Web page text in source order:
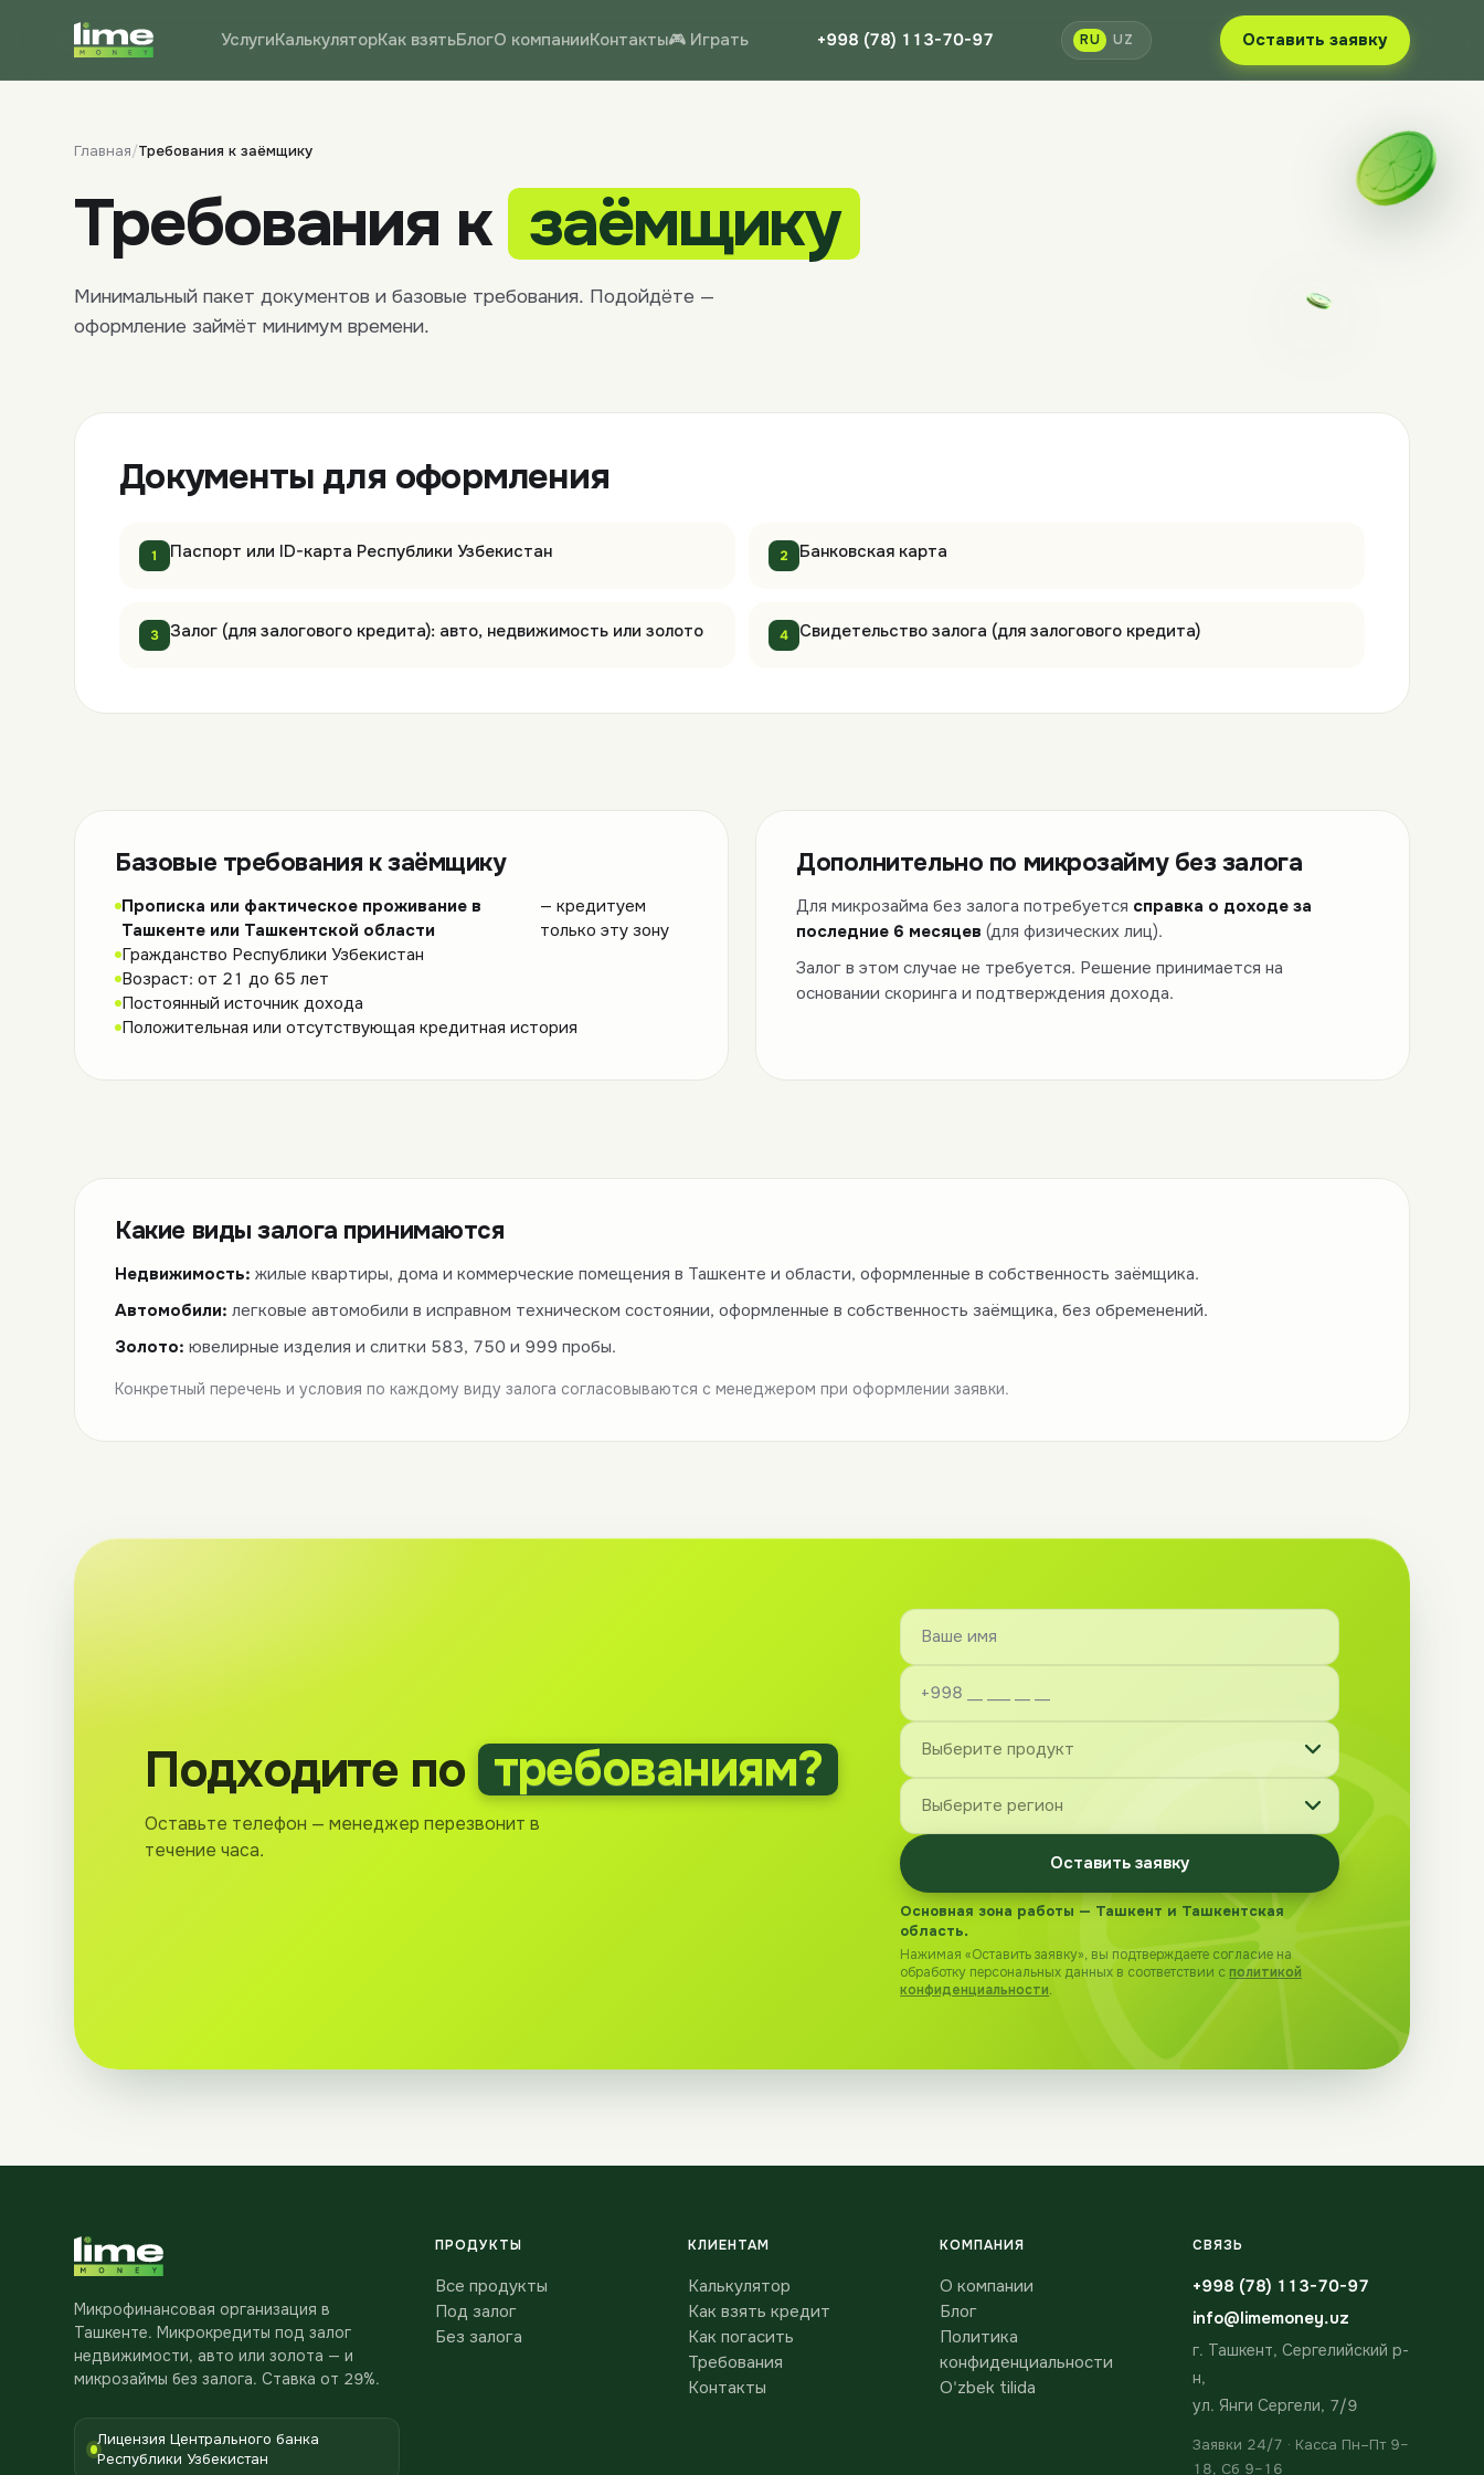
УслугиКалькуляторКак взятьБлогО компанииКонтакты🎮 Играть +998 (78) 113-70-97 RU UZ Оставить заявку
Главная/Требования к заёмщику
Требования к заёмщику
Минимальный пакет документов и базовые требования. Подойдёте —
оформление займёт минимум времени.
Документы для оформления
1 Паспорт или ID-карта Республики Узбекистан 2 Банковская карта
3 Залог (для залогового кредита): авто, недвижимость или золото 4 Свидетельство залога (для залогового кредита)
Базовые требования к заёмщику
Прописка или фактическое проживание в
Ташкенте или Ташкентской области
— кредитуем
только эту зону
Гражданство Республики Узбекистан
Возраст: от 21 до 65 лет
Постоянный источник дохода
Положительная или отсутствующая кредитная история
Дополнительно по микрозайму без залога
Для микрозайма без залога потребуется справка о доходе за
последние 6 месяцев (для физических лиц).
Залог в этом случае не требуется. Решение принимается на
основании скоринга и подтверждения дохода.
Какие виды залога принимаются
Недвижимость: жилые квартиры, дома и коммерческие помещения в Ташкенте и области, оформленные в собственность заёмщика.
Автомобили: легковые автомобили в исправном техническом состоянии, оформленные в собственность заёмщика, без обременений.
Золото: ювелирные изделия и слитки 583, 750 и 999 пробы.
Конкретный перечень и условия по каждому виду залога согласовываются с менеджером при оформлении заявки.
Подходите по требованиям?
Оставьте телефон — менеджер перезвонит в
течение часа.
Оставить заявку
Основная зона работы — Ташкент и Ташкентская
область.
Нажимая «Оставить заявку», вы подтверждаете согласие на
обработку персональных данных в соответствии сполитикой
конфиденциальности.
Микрофинансовая организация в
Ташкенте. Микрокредиты под залог
недвижимости, авто или золота — и
микрозаймы без залога. Ставка от 29%.
Лицензия Центрального банка
Республики Узбекистан
ПРОДУКТЫ
Все продукты
Под залог
Без залога
КЛИЕНТАМ
Калькулятор
Как взять кредит
Как погасить
Требования
Контакты
КОМПАНИЯ
О компании
Блог
Политика
конфиденциальности
O'zbek tilida
СВЯЗЬ
+998 (78) 113-70-97
info@limemoney.uz
г. Ташкент, Сергелийский р-
н,
ул. Янги Сергели, 7/9
Заявки 24/7 · Касса Пн–Пт 9–
18, Сб 9–16